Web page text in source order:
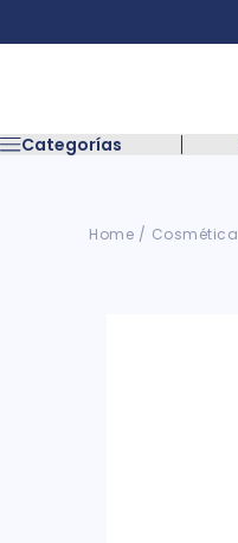
Categorías
Cosmética